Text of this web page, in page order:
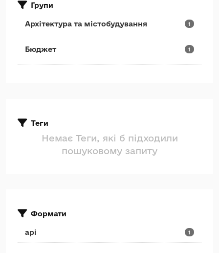
Групи
Архітектура та містобудування 1
Бюджет 1
Теги
Немає Теги, які б підходили
пошуковому запиту
Формати
api 1